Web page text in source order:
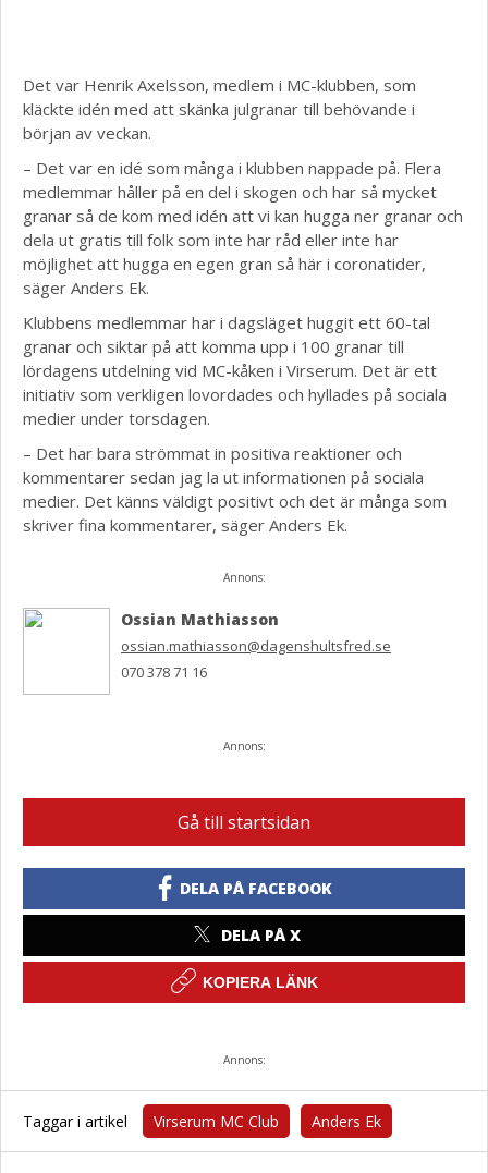
Det var Henrik Axelsson, medlem i MC-klubben, som
kläckte idén med att skänka julgranar till behövande i
början av veckan.
– Det var en idé som många i klubben nappade på. Flera
medlemmar håller på en del i skogen och har så mycket
granar så de kom med idén att vi kan hugga ner granar och
dela ut gratis till folk som inte har råd eller inte har
möjlighet att hugga en egen gran så här i coronatider,
säger Anders Ek.
Klubbens medlemmar har i dagsläget huggit ett 60-tal
granar och siktar på att komma upp i 100 granar till
lördagens utdelning vid MC-kåken i Virserum. Det är ett
initiativ som verkligen lovordades och hyllades på sociala
medier under torsdagen.
– Det har bara strömmat in positiva reaktioner och
kommentarer sedan jag la ut informationen på sociala
medier. Det känns väldigt positivt och det är många som
skriver fina kommentarer, säger Anders Ek.
Annons:
Ossian Mathiasson
ossian.mathiasson@dagenshultsfred.se
070 378 71 16
Annons:
Gå till startsidan
DELA PÅ FACEBOOK
DELA PÅ X
KOPIERA LÄNK
Annons:
Taggar i artikel Virserum MC Club Anders Ek